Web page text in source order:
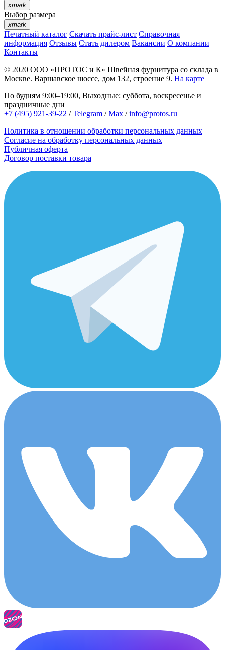
xmark
Выбор размера
xmark
Печатный каталог Скачать прайс-лист Справочная
информация Отзывы Стать дилером Вакансии О компании
Контакты
© 2020 ООО «ПРОТОС и К» Швейная фурнитура со склада в
Москве. Варшавское шоссе, дом 132, строение 9. На карте
По будням 9:00–19:00, Выходные: суббота, воскресенье и
праздничные дни
+7 (495) 921-39-22 /Telegram /Max /info@protos.ru
Политика в отношении обработки персональных данных
Согласие на обработку персональных данных
Публичная оферта
Договор поставки товара